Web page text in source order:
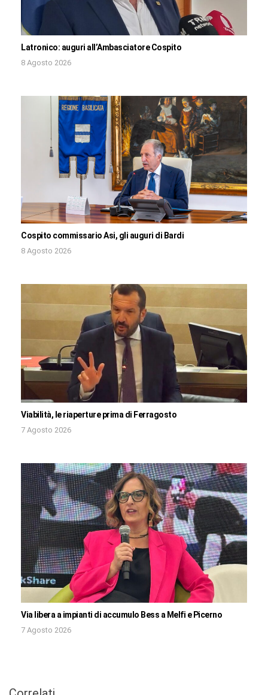
Latronico: auguri all’Ambasciatore Cospito
8 Agosto 2026
Cospito commissario Asi, gli auguri di Bardi
8 Agosto 2026
Viabilità, le riaperture prima di Ferragosto
7 Agosto 2026
Via libera a impianti di accumulo Bess a Melfi e Picerno
7 Agosto 2026